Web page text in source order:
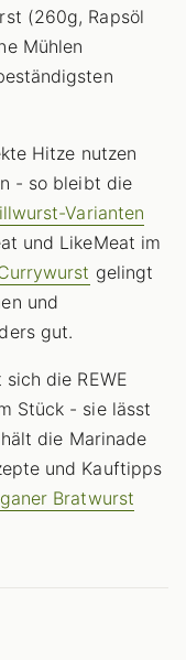
(260g, Rapsöl
Mühlen
Hitze nutzen
- so bleibt die
Varianten
und LikeMeat im
gelingt
und
gut.
sich die REWE
Stück - sie lässt
die Marinade
und Kauftipps
Bratwurst